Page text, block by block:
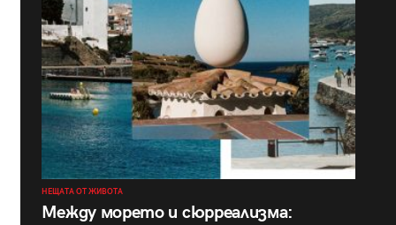
НЕЩАТА ОТ ЖИВОТА
Между морето и сюрреализма: